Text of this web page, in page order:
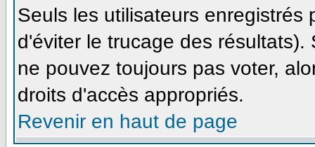
Seuls les utilisateurs
d'éviter le trucage des
ne pouvez toujours pas voter,
droits d'accès appropriés.
Revenir en haut de page